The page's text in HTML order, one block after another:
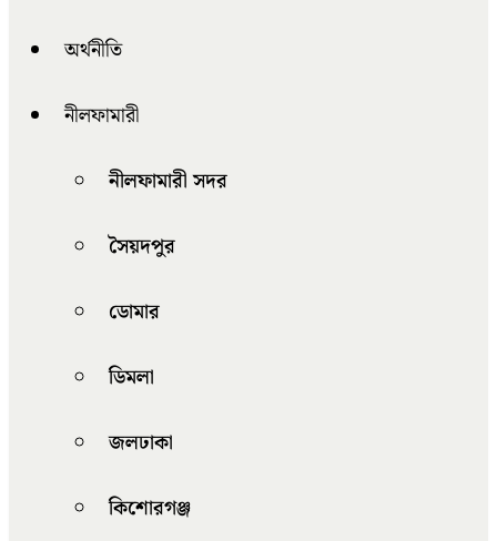
অর্থনীতি
নীলফামারী
নীলফামারী সদর
সৈয়দপুর
ডোমার
ডিমলা
জলঢাকা
কিশোরগঞ্জ